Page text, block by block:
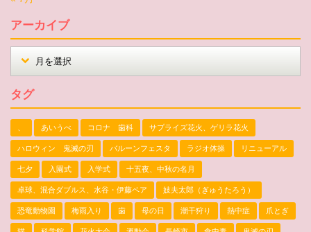
アーカイブ
タグ
あいうべ コロナ 歯科 サプライズ花火、ゲリラ花火
ハロウィン 鬼滅の刃 バルーンフェスタ ラジオ体操 リニューアル
七夕 入園式 入学式 十五夜、中秋の名月
卓球、混合ダブルス、水谷・伊藤ペア 妓夫太郎（ぎゅうたろう）
恐竜動物園 梅雨入り 歯 母の日 潮干狩り 熱中症 爪とぎ